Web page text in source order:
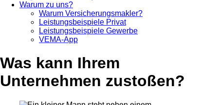
Warum zu uns?
Warum Versicherungsmakler?
Leistungsbeispiele Privat
Leistungsbeispiele Gewerbe
VEMA-App
Was kann Ihrem
Unternehmen zustoßen?